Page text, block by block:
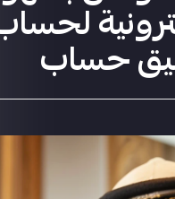
حساب